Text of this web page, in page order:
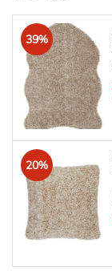
39%
20%